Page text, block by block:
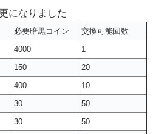
になりました
必要暗黒コイン
交換可能回数
4000
1
150
20
400
10
30
50
30
50